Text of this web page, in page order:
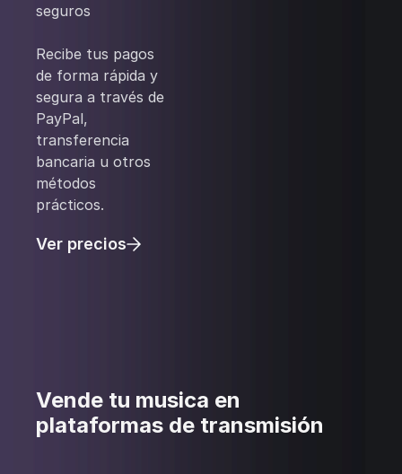
seguros
‍Recibe tus pagos
de forma rápida y
segura a través de
PayPal,
transferencia
bancaria u otros
métodos
prácticos.
Ver precios
Vende tu musica en
plataformas de transmisión